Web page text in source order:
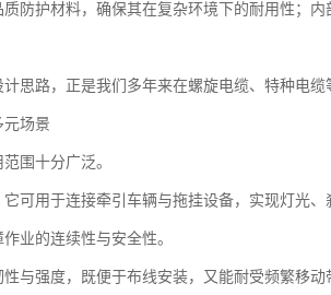
防护材料，确保其在复杂环境下的耐用性；
思路，正是我们多年来在螺旋电缆、特种电缆
元场景
围十分广泛。
可用于连接牵引车辆与拖挂设备，实现灯光
业的连续性与安全性。
与强度，既便于布线安装，又能耐受频繁移动